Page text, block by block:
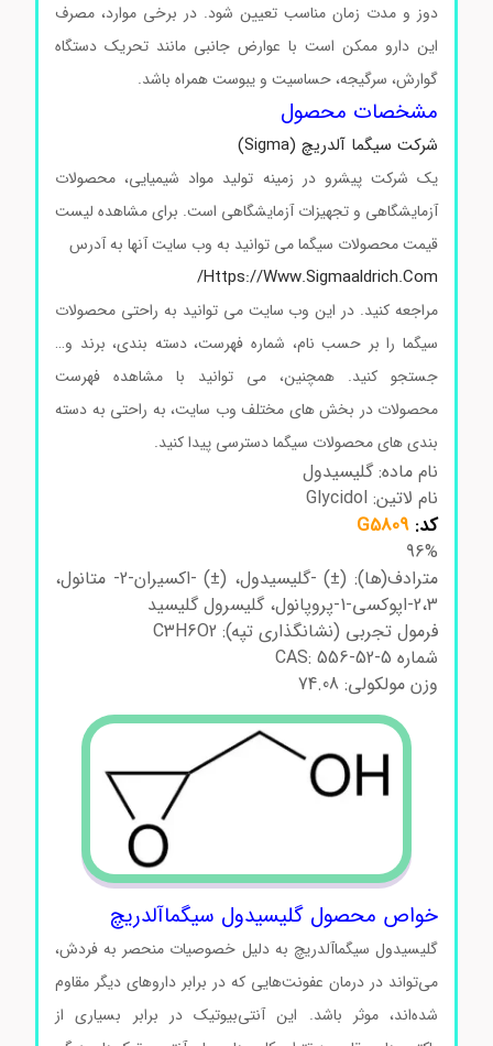
دوز و مدت زمان مناسب تعیین شود. در برخی موارد، مصرف
این دارو ممکن است با عوارض جانبی مانند تحریک دستگاه
گوارش، سرگیجه، حساسیت و یبوست همراه باشد.
مشخصات محصول
شرکت سیگما آلدریچ (Sigma)
یک شرکت پیشرو در زمینه تولید مواد شیمیایی، محصولات
آزمایشگاهی و تجهیزات آزمایشگاهی است. برای مشاهده لیست
قیمت محصولات سیگما می توانید به وب سایت آنها به آدرس
Https://www.sigmaaldrich.com/
مراجعه کنید. در این وب سایت می توانید به راحتی محصولات
سیگما را بر حسب نام، شماره فهرست، دسته بندی، برند و…
جستجو کنید. همچنین، می توانید با مشاهده فهرست
محصولات در بخش های مختلف وب سایت، به راحتی به دسته
بندی های محصولات سیگما دسترسی پیدا کنید.
نام ماده: گلیسیدول
نام لاتین: Glycidol
کد:G5809
96%
مترادف(ها): (±) -گلیسیدول، (±) -اکسیران-2- متانول،
2،3-اپوکسی-1-پروپانول، گلیسرول گلیسید
فرمول تجربی (نشانگذاری تپه): C3H6O2
شماره CAS: 556-52-5
وزن مولکولی: 74.08
خواص محصول گلیسیدول سیگماآلدریچ
گلیسیدول سیگماآلدریچ به دلیل خصوصیات منحصر به فردش،
می‌تواند در درمان عفونت‌هایی که در برابر داروهای دیگر مقاوم
شده‌اند، موثر باشد. این آنتی‌بیوتیک در برابر بسیاری از